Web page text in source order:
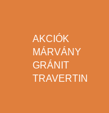
AKCIÓK
MÁRVÁNY
GRÁNIT
TRAVERTIN